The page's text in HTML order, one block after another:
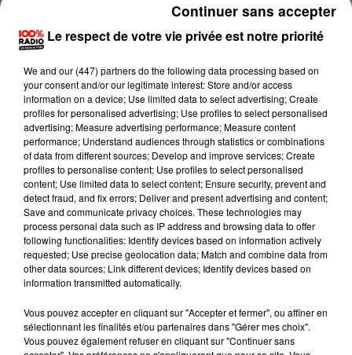
Lecture (1 min 16 sec)
100%
100% Radio l'agenda du Pays catalans
10 mars 2025 - 1 min 16 sec
L'AGENDA DU PAYS CATALANS DU 10/03/2025
Le respect de votre vie privée est notre priorité
We and our (447) partnersdo the following data processing based on
your consent and/or our legitimate interest: Store and/or access
information on a device; Use limited data to select advertising; Create
profiles for personalised advertising; Use profiles to select personalised
advertising; Measure advertising performance; Measure content
performance; Understand audiences through statistics or combinations
of data from different sources; Develop and improve services; Create
profiles to personalise content; Use profiles to select personalised
content; Use limited data to select content; Ensure security, prevent and
detect fraud, and fix errors; Deliver and present advertising and content;
Save and communicate privacy choices. These technologies may
process personal data such as IP address and browsing data to offer
following functionalities: Identify devices based on information actively
requested; Use precise geolocation data; Match and combine data from
other data sources; Link different devices; Identify devices based on
information transmitted automatically.
Vous pouvez accepter en cliquant sur "Accepter et fermer", ou affiner en
sélectionnant les finalités et/ou partenaires dans "Gérer mes choix".
Vous pouvez également refuser en cliquant sur "Continuer sans
Continuer sans accepter